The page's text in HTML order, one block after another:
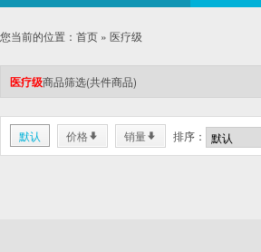
您当前的位置： 首页 » 医疗级
医疗级商品筛选(共件商品)
默认 价格* 销量* 排序：